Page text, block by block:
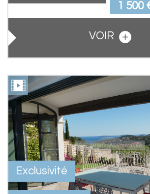
1 500
VOIR
Exclusivité